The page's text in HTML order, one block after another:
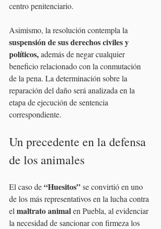
centro penitenciario.
Asimismo, la resolución contempla la
suspensión de sus derechos civiles y
políticos, además de negar cualquier
beneficio relacionado con la conmutación
de la pena. La determinación sobre la
reparación del daño será analizada en la
etapa de ejecución de sentencia
correspondiente.
Un precedente en la defensa
de los animales
El caso de “Huesitos” se convirtió en uno
de los más representativos en la lucha contra
el maltrato animal en Puebla, al evidenciar
la necesidad de sancionar con firmeza los